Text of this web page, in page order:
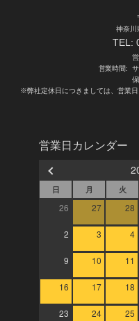
神奈川
TEL:
営業時間:
※弊社定休日につきましては、営業
営業日カレンダー
日 月 火
26 27 28
2 3 4
9 10 11
16 17 18
23 24 25